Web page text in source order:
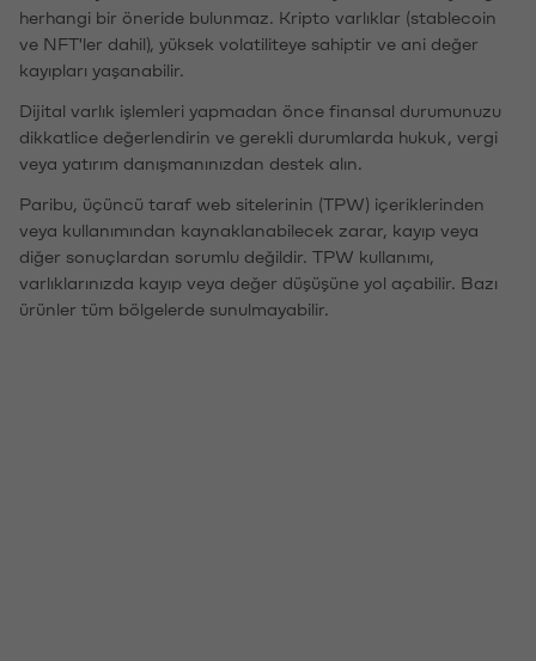
herhangi bir öneride bulunmaz. Kripto varlıklar (stablecoin
ve NFT'ler dahil), yüksek volatiliteye sahiptir ve ani değer
kayıpları yaşanabilir.
Dijital varlık işlemleri yapmadan önce finansal durumunuzu
dikkatlice değerlendirin ve gerekli durumlarda hukuk, vergi
veya yatırım danışmanınızdan destek alın.
Paribu, üçüncü taraf web sitelerinin (TPW) içeriklerinden
veya kullanımından kaynaklanabilecek zarar, kayıp veya
diğer sonuçlardan sorumlu değildir. TPW kullanımı,
varlıklarınızda kayıp veya değer düşüşüne yol açabilir. Bazı
ürünler tüm bölgelerde sunulmayabilir.